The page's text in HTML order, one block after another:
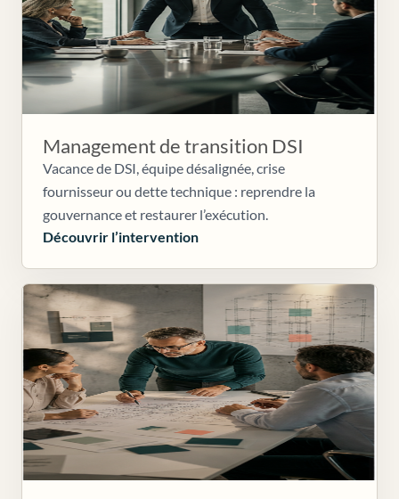
Management de transition DSI
Vacance de DSI, équipe désalignée, crise
fournisseur ou dette technique : reprendre la
gouvernance et restaurer l’exécution.
Découvrir l’intervention